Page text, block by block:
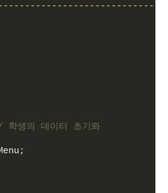
생의 데이터 초기롸